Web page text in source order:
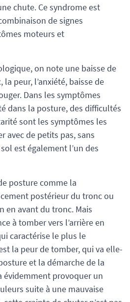
chute. Ce syndrome est
de signes
moteurs et
on note une baisse de
la peur, l’anxiété, baisse de
Dans les symptômes
dans la posture, des difficultés
sont les symptômes les
avec de petits pas, sans
est également l’un des
posture comme la
postérieur du tronc ou
en avant du tronc. Mais
à tomber vers l’arrière en
caractérise le plus le
la peur de tomber, qui va elle-
et la démarche de la
évidemment provoquer un
suite à une mauvaise